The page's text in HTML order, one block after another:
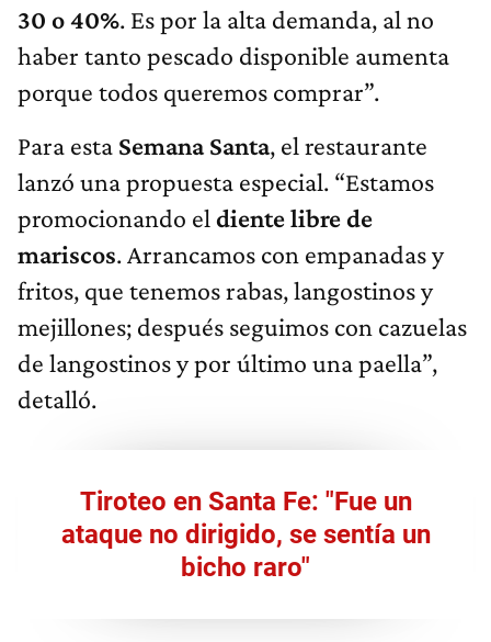
30 o 40%. Es por la alta demanda, al no
haber tanto pescado disponible aumenta
porque todos queremos comprar”.
Para esta Semana Santa, el restaurante
lanzó una propuesta especial. “Estamos
promocionando el diente libre de
mariscos. Arrancamos con empanadas y
fritos, que tenemos rabas, langostinos y
mejillones; después seguimos con cazuelas
de langostinos y por último una paella”,
detalló.
Tiroteo en Santa Fe: "Fue un
ataque no dirigido, se sentía un
bicho raro"